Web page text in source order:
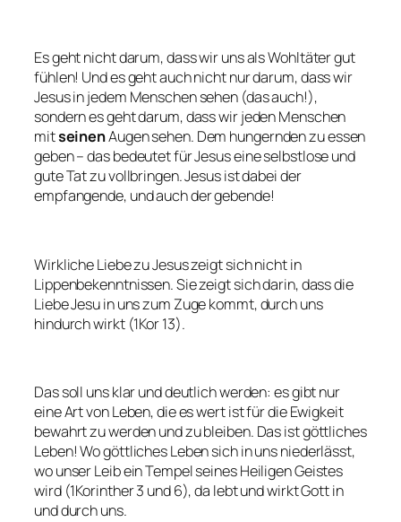
Es geht nicht darum, dass wir uns als Wohltäter gut
fühlen! Und es geht auch nicht nur darum, dass wir
Jesus in jedem Menschen sehen (das auch!),
sondern es geht darum, dass wir jeden Menschen
mitseinenAugen sehen. Dem hungernden zu essen
geben – das bedeutet für Jesus eine selbstlose und
gute Tat zu vollbringen. Jesus ist dabei der
empfangende, und auch der gebende!
Wirkliche Liebe zu Jesus zeigt sich nicht in
Lippenbekenntnissen. Sie zeigt sich darin, dass die
Liebe Jesu in uns zum Zuge kommt, durch uns
hindurch wirkt (1Kor 13).
Das soll uns klar und deutlich werden: es gibt nur
eine Art von Leben, die es wert ist für die Ewigkeit
bewahrt zu werden und zu bleiben. Das ist göttliches
Leben! Wo göttliches Leben sich in uns niederlässt,
wo unser Leib ein Tempel seines Heiligen Geistes
wird (1Korinther 3 und 6), da lebt und wirkt Gott in
und durch uns.